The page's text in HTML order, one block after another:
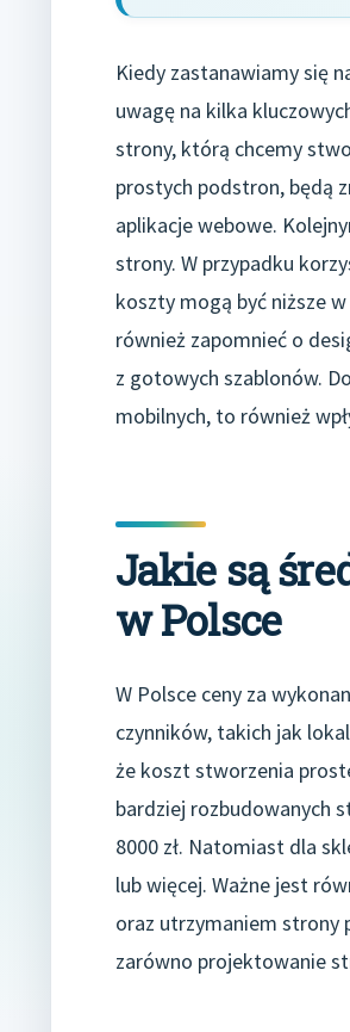
Kiedy zastanawiamy się
uwagę na kilka
strony, którą chcemy
prostych podstron, będą
aplikacje webowe.
strony. W przypadku
koszty mogą być niższe
również zapomnieć o
z gotowych szablonów.
mobilnych, to również
Jakie są
w Polsce
W Polsce ceny za
czynników, takich jak
że koszt stworzenia
bardziej rozbudowanych
8000 zł. Natomiast dla
lub więcej. Ważne jest
oraz utrzymaniem strony
zarówno projektowanie